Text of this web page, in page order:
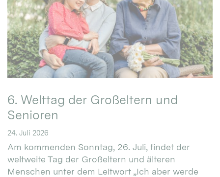
6. Welttag der Großeltern und
Senioren
24. Juli 2026
Am kommenden Sonntag, 26. Juli, findet der
weltweite Tag der Großeltern und älteren
Menschen unter dem Leitwort „Ich aber werde